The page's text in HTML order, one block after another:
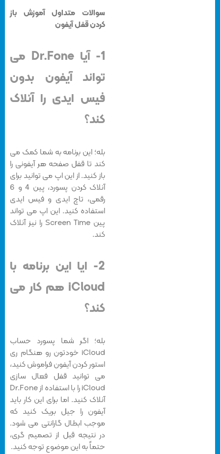
سوالات متداول آموزش باز
کردن قفل آیفون
1- آیا Dr.Fone می
تواند آیفون بدون
فیس ایدی را آنلاک
کند؟
بله؛ این برنامه به شما کمک می
کند تا قفل صفحه هر آیفونی را
باز کنید. از این اپ می توانید برای
آنلاک کردن پسورد، پین 4 و 6
رقمی، تاچ ایدی و فیس ایدی
استفاده کنید. این اپ می تواند
پین Screen Time را نیز آنلاک
2- ایا این برنامه با
iCloud هم کار می
کند؟
بله؛ اگر شما پسورد حساب
iCloud خودتون رو هنگام ری
استور کردن آیفون فراموش کنید،
می توانید قفل فعال سازی
iCloud را با استفاده از Dr.Fone
آنلاک کنید. اما برای این کار باید
آیفون را جیل بریک کنید که
موجب ابطال گارانتی می شود.
در نتیجه قبل از تصمیم گری،
حتماً به این موضوع توجه کنید.